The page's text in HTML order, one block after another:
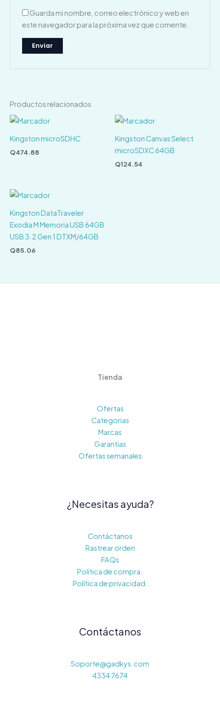
Guarda mi nombre, correo electrónico y web en
este navegador para la próxima vez que comente.
Productos relacionados
Kingston microSDHC
Q474.88
Kingston Canvas Select
microSDXC 64GB
Q124.54
Kingston DataTraveler
Exodia M Memoria USB 64GB
USB 3.2 Gen 1 DTXM/64GB
Q85.06
Tienda
Ofertas
Categorias
Marcas
Garantias
Ofertas semanales
¿Necesitas ayuda?
Contáctanos
Rastrear orden
FAQs
Política de compra.
Política de privacidad.
Contáctanos
Soporte@gadkys.com
4334 7674